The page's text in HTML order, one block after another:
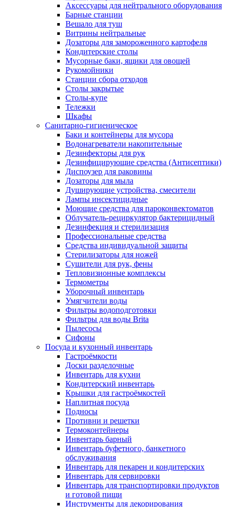
Аксессуары для нейтрального оборудования
Барные станции
Вешало для туш
Витрины нейтральные
Дозаторы для замороженного картофеля
Кондитерские столы
Мусорные баки, ящики для овощей
Рукомойники
Станции сбора отходов
Столы закрытые
Столы-купе
Тележки
Шкафы
Санитарно-гигиеническое
Баки и контейнеры для мусора
Водонагреватели накопительные
Дезинфекторы для рук
Дезинфицирующие средства (Антисептики)
Диспоузер для раковины
Дозаторы для мыла
Душирующие устройства, смесители
Лампы инсектицидные
Моющие средства для пароконвектоматов
Облучатель-рециркулятор бактерицидный
Дезинфекция и стерилизация
Профессиональные средства
Средства индивидуальной защиты
Стерилизаторы для ножей
Сушители для рук, фены
Тепловизионные комплексы
Термометры
Уборочный инвентарь
Умягчители воды
Фильтры водоподготовки
Фильтры для воды Brita
Пылесосы
Сифоны
Посуда и кухонный инвентарь
Гастроёмкости
Доски разделочные
Инвентарь для кухни
Кондитерский инвентарь
Крышки для гастроёмкостей
Наплитная посуда
Подносы
Противни и решетки
Термоконтейнеры
Инвентарь барный
Инвентарь буфетного, банкетного
обслуживания
Инвентарь для пекарен и кондитерских
Инвентарь для сервировки
Инвентарь для транспортировки продуктов
и готовой пищи
Инструменты для декорирования